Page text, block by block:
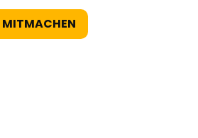
MITMACHEN